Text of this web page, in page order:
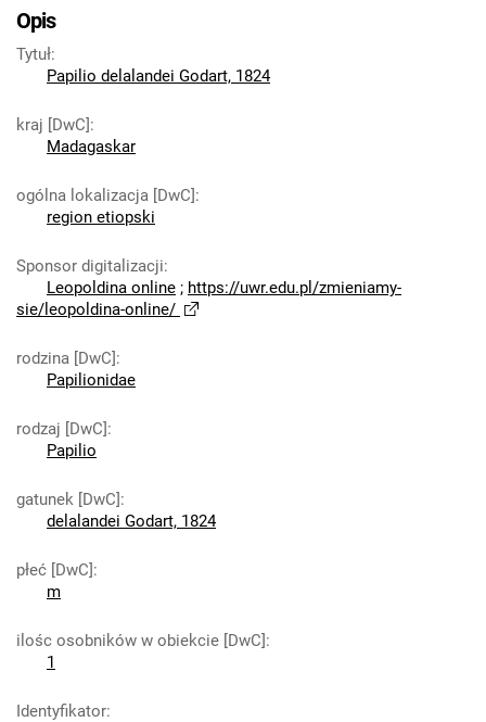
Opis
Tytuł:
Papilio delalandei Godart, 1824
kraj [DwC]:
Madagaskar
ogólna lokalizacja [DwC]:
region etiopski
Sponsor digitalizacji:
Leopoldina online ; https://uwr.edu.pl/zmieniamy-
sie/leopoldina-online/
rodzina [DwC]:
Papilionidae
rodzaj [DwC]:
Papilio
gatunek [DwC]:
delalandei Godart, 1824
płeć [DwC]:
m
ilośc osobników w obiekcie [DwC]:
1
Identyfikator: